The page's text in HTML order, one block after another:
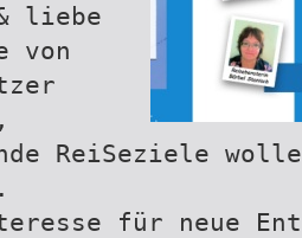
liebe
von
ReiSeziele
für neue